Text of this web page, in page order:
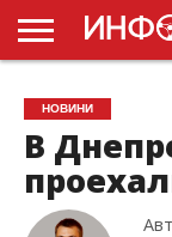
ГОЛОВНА
НОВИНИ
ПДР
УКРАЇНИ
РЕКЛАМА
ПРОЕКТЫ
НОВИНИ
В